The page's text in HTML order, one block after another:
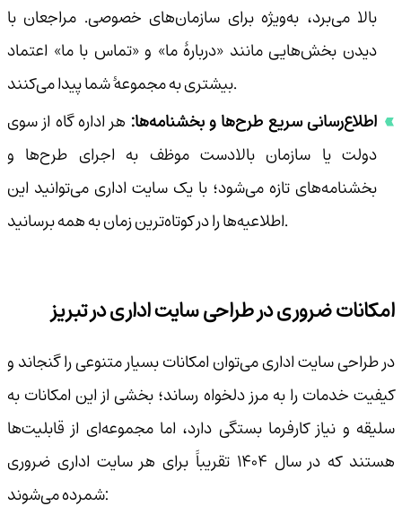
بالا می‌برد، به‌ویژه برای سازمان‌های خصوصی. مراجعان با
دیدن بخش‌هایی مانند «دربارهٔ ما» و «تماس با ما» اعتماد
بیشتری به مجموعهٔ شما پیدا می‌کنند.
اطلاع‌رسانی سریع طرح‌ها و بخشنامه‌ها: هر اداره گاه از سوی
دولت یا سازمان بالادست موظف به اجرای طرح‌ها و
بخشنامه‌های تازه می‌شود؛ با یک سایت اداری می‌توانید این
اطلاعیه‌ها را در کوتاه‌ترین زمان به همه برسانید.
امکانات ضروری در طراحی سایت اداری در تبریز
در طراحی سایت اداری می‌توان امکانات بسیار متنوعی را گنجاند و
کیفیت خدمات را به مرز دلخواه رساند؛ بخشی از این امکانات به
سلیقه و نیاز کارفرما بستگی دارد، اما مجموعه‌ای از قابلیت‌ها
هستند که در سال ۱۴۰۴ تقریباً برای هر سایت اداری ضروری
شمرده می‌شوند: